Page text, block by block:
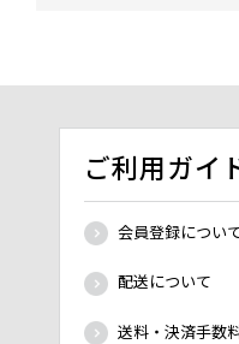
ご利用ガイ
会員登録につい
配送について
送料・決済手数